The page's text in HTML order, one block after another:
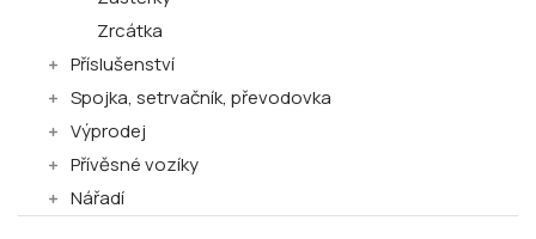
Zrcátka
Příslušenství
Spojka, setrvačník, převodovka
Výprodej
Přívěsné vozíky
Nářadí